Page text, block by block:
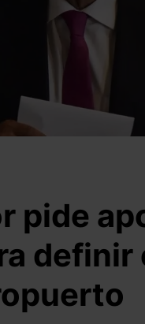
pide
definir